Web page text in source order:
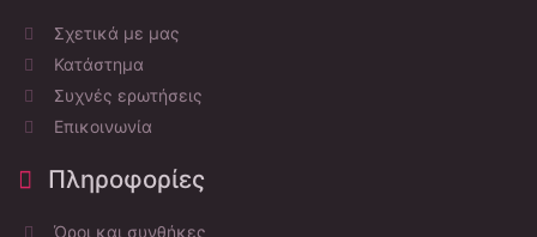
Σχετικά με μας
Κατάστημα
Συχνές ερωτήσεις
Επικοινωνία
Πληροφορίες
Όροι και συνθήκες